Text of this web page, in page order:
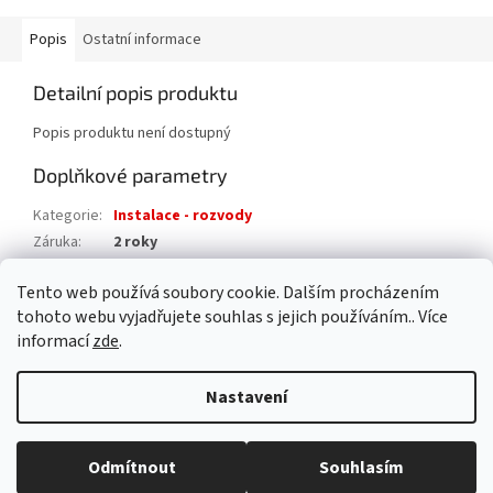
Tento web používá soubory cookie. Dalším procházením
tohoto webu vyjadřujete souhlas s jejich používáním.. Více
informacízde.
Nastavení
Odmítnout Souhlasím
Popis Ostatní informace
Detailní popis produktu
Popis produktu není dostupný
Doplňkové parametry
Kategorie: Instalace - rozvody
Záruka:
2 roky
EAN: 8595042195033
Vytvořil Shoptet
Copyright 2026AAA pro dům s.r.o. . Všechna práva vyhrazena.